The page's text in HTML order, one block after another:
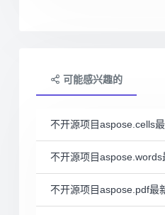
可能感兴趣的
不开源项目aspose.cells
不开源项目
不开源项目aspose.pdf最